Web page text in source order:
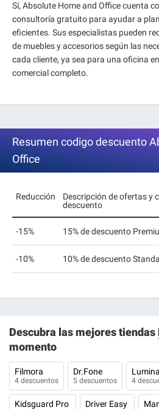
Sí, Absolute Home and Office cuenta
consultoría gratuito para ayudar a
eficientes. Sus especialistas pueden
de muebles y accesorios según las
cada cliente, ya sea para una oficina
comercial completo.
Resumen codigo descuento
Office
Reducción
Descripción de ofertas y
descuento
-15% 15% de descuento
-10% 10% de descuento
Descubra las mejores tiendas
momento
Filmora
4 descuentos
Dr.Fone
5 descuentos 4
Kidsguard Pro Driver Easy